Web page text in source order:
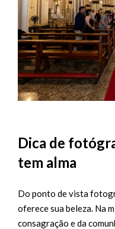
Dica de
tem alma
Do ponto de vista
oferece sua beleza. Na
consagração e da